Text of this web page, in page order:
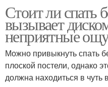
Стоит ли
вызывает
неприятные
Можно привыкнуть спать
плоской постели, однако
должна находиться в